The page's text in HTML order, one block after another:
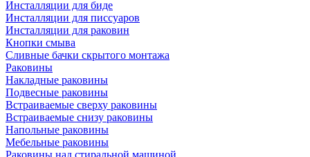
Инсталляции для биде
Инсталляции для писсуаров
Инсталляции для раковин
Кнопки смыва
Сливные бачки скрытого монтажа
Раковины
Накладные раковины
Подвесные раковины
Встраиваемые сверху раковины
Встраиваемые снизу раковины
Напольные раковины
Мебельные раковины
Раковины над стиральной машиной